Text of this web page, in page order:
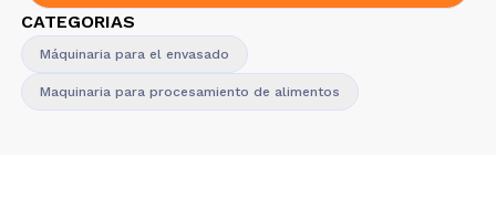
CATEGORIAS
Máquinaria para el envasado
Maquinaria para procesamiento de alimentos